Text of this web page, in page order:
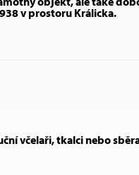
v prostoru Králicka.
včelaři, tkalci nebo